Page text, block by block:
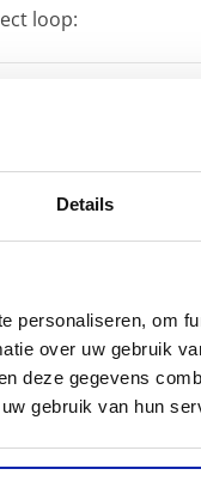
Details
personaliseren, om
over uw gebruik
deze gegevens
gebruik van hun
loop:
https://%% [L,R=301]
content
hard coded
zaken zoals